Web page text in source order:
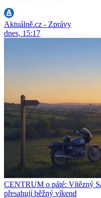
Aktuálně.cz - Zprávy
dnes, 15:17
CENTRUM o páté: Vítězný
přesahují běžný víkend